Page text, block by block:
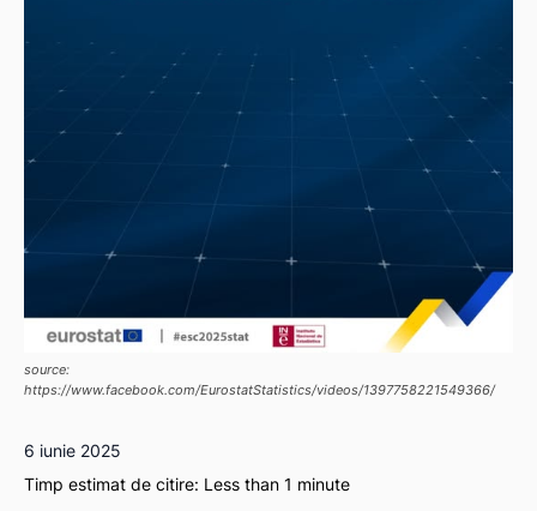
source:
https://www.facebook.com/EurostatStatistics/videos/1397758221549366/
6 iunie 2025
Timp estimat de citire: Less than 1 minute